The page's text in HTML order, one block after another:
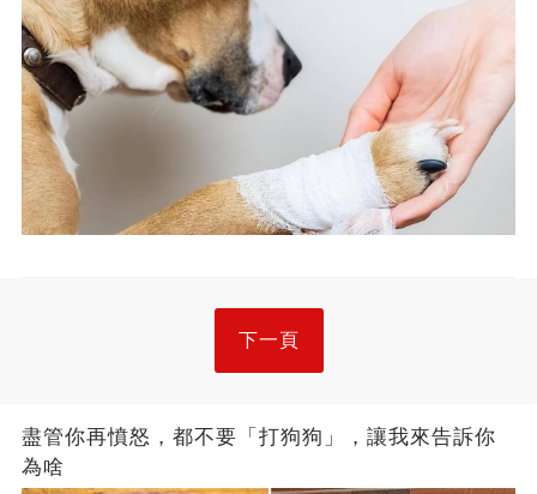
下一頁
盡管你再憤怒，都不要「打狗狗」，讓我來告訴你
為啥